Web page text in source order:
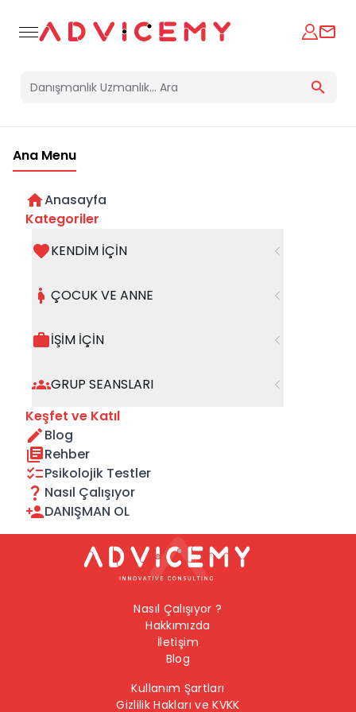
Ana Menu
Anasayfa
Kategoriler
KENDİM İÇİN
ÇOCUK VE ANNE
İŞİM İÇİN
GRUP SEANSLARI
Keşfet ve Katıl
Blog
Rehber
Psikolojik Testler
Nasıl Çalışıyor
DANIŞMAN OL
halinde whatsapp hattımızdan iletişime
Nasıl Çalışıyor ?
Hakkımızda
İletişim
Blog
Kullanım Şartları
Gizlilik Hakları ve KVKK